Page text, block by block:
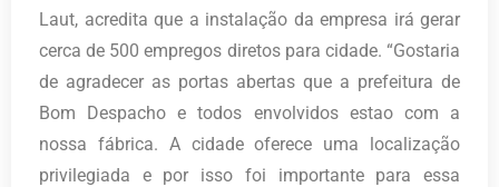
Laut, acredita que a instalação da empresa irá gerar
cerca de 500 empregos diretos para cidade. “Gostaria
de agradecer as portas abertas que a prefeitura de
Bom Despacho e todos envolvidos estao com a
nossa fábrica. A cidade oferece uma localização
privilegiada e por isso foi importante para essa